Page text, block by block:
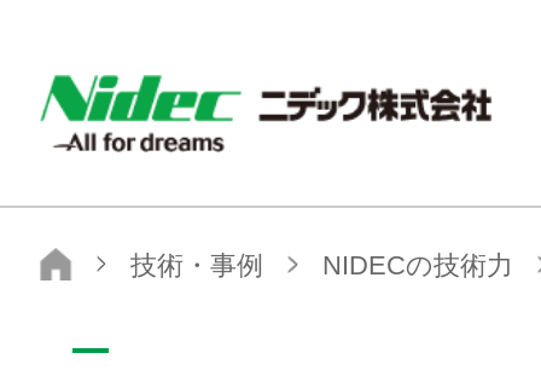
NIDEC - All for dreams - ニデック株式会社
ニデック株式会社
技術・事例 NIDECの技術力 自社で構築したCAE技術